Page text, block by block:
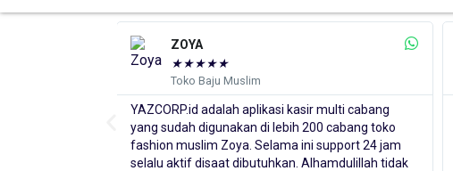
Athena
★★★★★
Klinik Kecantikan
Klinik Athena sejak menggunakan aplikasi kasir
YAZCORP.id kini semakin praktis dalam menjual
jasa perawatan kecantikan dan kulit, serta mudah
dalam menjual produk skincare.